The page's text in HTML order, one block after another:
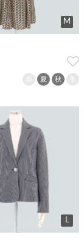
M
夏 秋
L